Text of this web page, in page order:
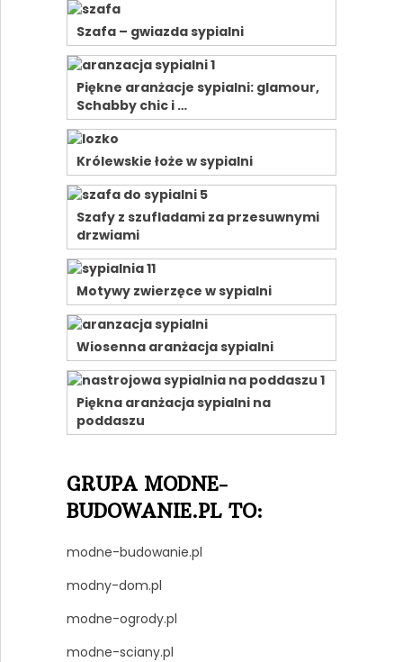
Szafa – gwiazda sypialni
Piękne aranżacje sypialni: glamour,
Schabby chic i …
Królewskie łoże w sypialni
Szafy z szufladami za przesuwnymi
drzwiami
Motywy zwierzęce w sypialni
Wiosenna aranżacja sypialni
Piękna aranżacja sypialni na
poddaszu
GRUPA MODNE-
BUDOWANIE.PL TO:
modne-budowanie.pl
modny-dom.pl
modne-ogrody.pl
modne-sciany.pl